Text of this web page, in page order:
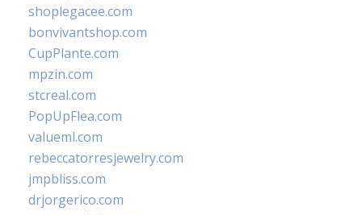
shoplegacee.com
bonvivantshop.com
CupPlante.com
mpzin.com
stcreal.com
PopUpFlea.com
valueml.com
rebeccatorresjewelry.com
jmpbliss.com
drjorgerico.com